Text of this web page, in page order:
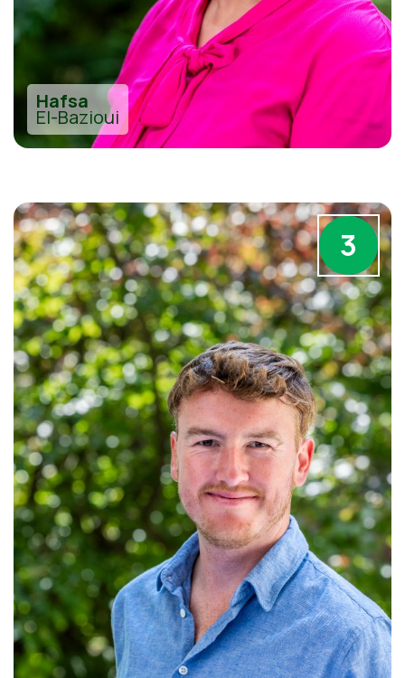
Hafsa
El-Bazioui
3